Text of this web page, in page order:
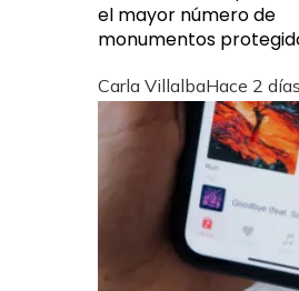
el mayor número de
monumentos
Carla VillalbaHace 2 días